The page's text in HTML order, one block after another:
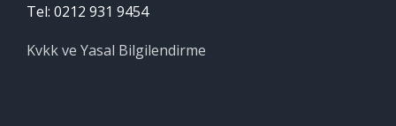
Tel: 0212 931 9454
Kvkk ve Yasal Bilgilendirme